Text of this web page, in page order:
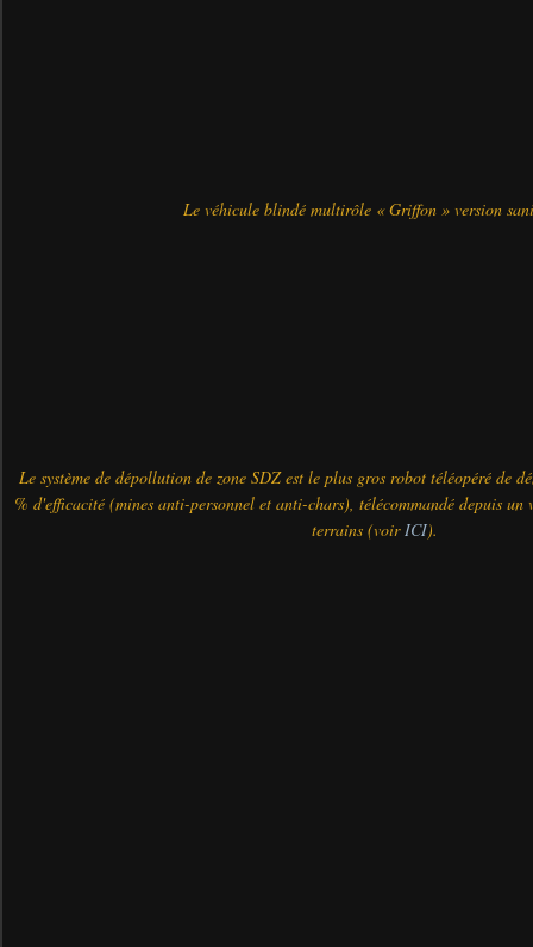
Le véhicule blindé multirôle « Griffon » version
Le système de dépollution de zone SDZ est le plus gros robot téléopéré de
% d'efficacité (mines anti-personnel et anti-chars), télécommandé depuis un
terrains (voir ICI).